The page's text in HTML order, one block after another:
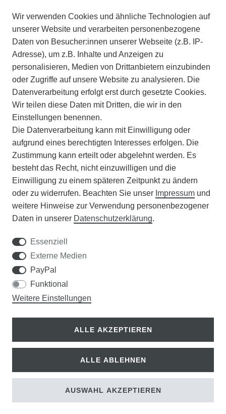
IMPRESSUM
INFORMATIONEN
ZAHLUNGSARTEN
VERSAND
BATTERIEENTSORGUNG
VERANSTALTUNGEN
APOTHEKERSCHRANK
WISSENSWERTES
DER WEG ZUM TRAUMRASEN
Samen Rohde GmbH
© Copyright 2026 | Alle Rechte vorbehalten.
Wir verwenden Cookies und ähnliche Technologien auf
unserer Website und verarbeiten personenbezogene
Daten von Besucher:innen unserer Webseite (z.B. IP-
Adresse), um z.B. Inhalte und Anzeigen zu
personalisieren, Medien von Drittanbietern einzubinden
oder Zugriffe auf unsere Website zu analysieren. Die
Datenverarbeitung erfolgt erst durch gesetzte Cookies.
Wir teilen diese Daten mit Dritten, die wir in den
Einstellungen benennen.
Die Datenverarbeitung kann mit Einwilligung oder
aufgrund eines berechtigten Interesses erfolgen. Die
Zustimmung kann erteilt oder abgelehnt werden. Es
besteht das Recht, nicht einzuwilligen und die
Einwilligung zu einem späteren Zeitpunkt zu ändern
oder zu widerrufen. Beachten Sie unser Impressum und
weitere Hinweise zur Verwendung personenbezogener
Daten in unserer Daten­schutz­erklärung.
Essenziell
Externe Medien
PayPal
Funktional
Weitere Einstellungen
ALLE AKZEPTIEREN
ALLE ABLEHNEN
AUSWAHL AKZEPTIEREN